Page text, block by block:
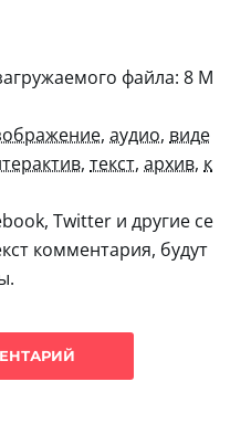
файла: 8 М
, аудио, виде
, текст, архив, к
Twitter и другие се
комментария, будут